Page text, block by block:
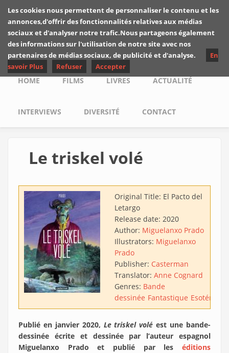
Skip to main content
Les critiques de
Yuyine
Main menu
HOME FILMS LIVRES ACTUALITÉ
INTERVIEWS DIVERSITÉ CONTACT
Le triskel volé
Original Title: El Pacto del
Letargo
Release date: 2020
Author: Miguelanxo Prado
Illustrators: Miguelanxo
Prado
Publisher: Casterman
Translator: Anne Cognard
Genres: Bande
dessinée Fantastique Esotérique
Publié en janvier 2020, Le triskel volé est une bande-
dessinée écrite et dessinée par l’auteur espagnol
Miguelanxo Prado et publié par les éditions
Les cookies nous permettent de personnaliser le contenu et les
annonces,d'offrir des fonctionnalités relatives aux médias
sociaux et d'analyser notre trafic.Nous partageons également
des informations sur l'utilisation de notre site avec nos
partenaires de médias sociaux, de publicité et d'analyse.
En
savoir Plus
Refuser Accepter